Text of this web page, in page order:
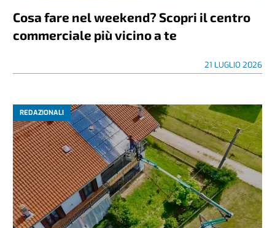
Cosa fare nel weekend? Scopri il centro
commerciale più vicino a te
21 LUGLIO 2026
REDAZIONALI